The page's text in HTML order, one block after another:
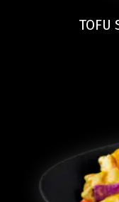
TOFU